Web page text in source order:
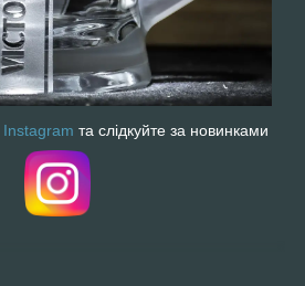
Instagram та слідкуйте за новинками